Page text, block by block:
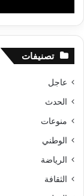
تصنيفات
عاجل
الحدث
منوعات
الوطني
الرياضة
الثقافة